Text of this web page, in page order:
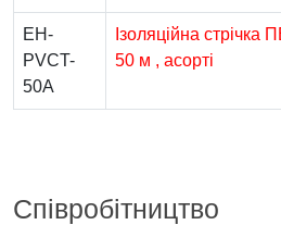
EH-
PVCT-
50A
Ізоляційна стрічка
50 м , асорті
Співробітництво